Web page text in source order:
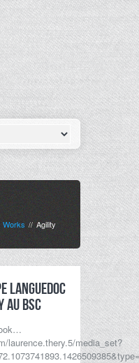
Works // Agility
Languedoc
BSC
laurence.thery.5/media_set?